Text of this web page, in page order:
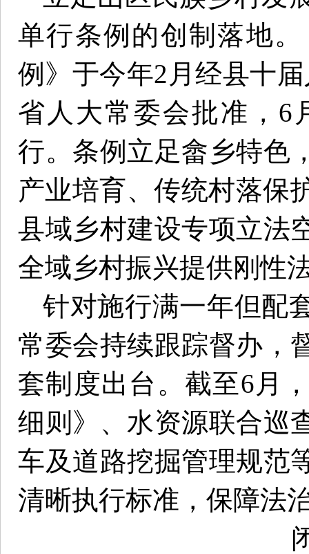
单行条例的创制落地
例》于今年2月经县十
省人大常委会批准，6
行。条例立足畲乡特色
产业培育、传统村落保
县域乡村建设专项立法
全域乡村振兴提供刚性
针对施行满一年但配
常委会持续跟踪督办，
套制度出台。截至6月
细则》、水资源联合巡
车及道路挖掘管理规范
清晰执行标准，保障法